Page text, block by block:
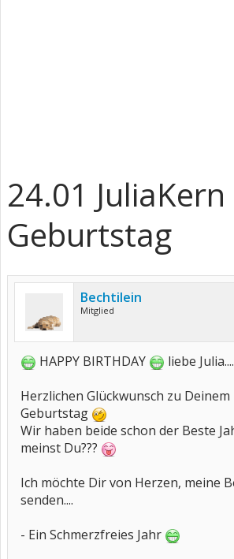
24.01
Geburtstag
Bechtilein
Mitglied
HAPPY BIRTHDAY
liebe
Herzlichen Glückwunsch zu
Geburtstag
Wir haben beide schon der Beste
meinst Du???
Ich möchte Dir von Herzen, meine
senden....
- Ein Schmerzfreies Jahr